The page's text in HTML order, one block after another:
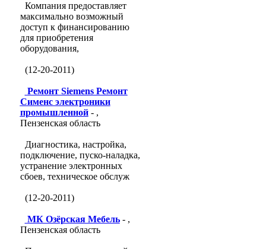
Компания предоставляет
максимально возможный
доступ к финансированию
для приобретения
оборудования,
(12-20-2011)
Ремонт Siemens Ремонт
Сименс электроники
промышленной- ,
Пензенская область
Диагностика, настройка,
подключение, пуско-наладка,
устранение электронных
сбоев, техническое обслуж
(12-20-2011)
МК Озёрская Мебель- ,
Пензенская область